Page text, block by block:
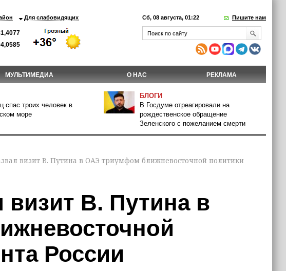
Для слабовидящих Сб, 08 августа, 01:22 Пишите нам
МУЛЬТИМЕДИА О НАС РЕКЛАМА
спас троих человек в
море
БЛОГИ
В Госдуме отреагировали на
рождественское обращение
Зеленского с пожеланием смерти
визит В. Путина в ОАЭ триумфом ближневосточной политики
В. Путина в
России